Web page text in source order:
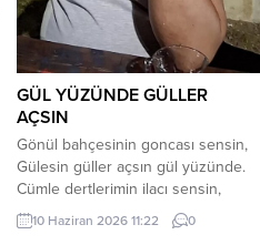
GÜL YÜZÜNDE GÜLLER
AÇSIN
​Gönül bahçesinin goncası sensin,
Gülesin güller açsın gül yüzünde.
Cümle dertlerimin ilacı sensin,
Gülesin güller açsın gül yüzünde.
*** ​Seher vakti esen rüzgar gibi es,
10 Haziran 2026 11:22 0